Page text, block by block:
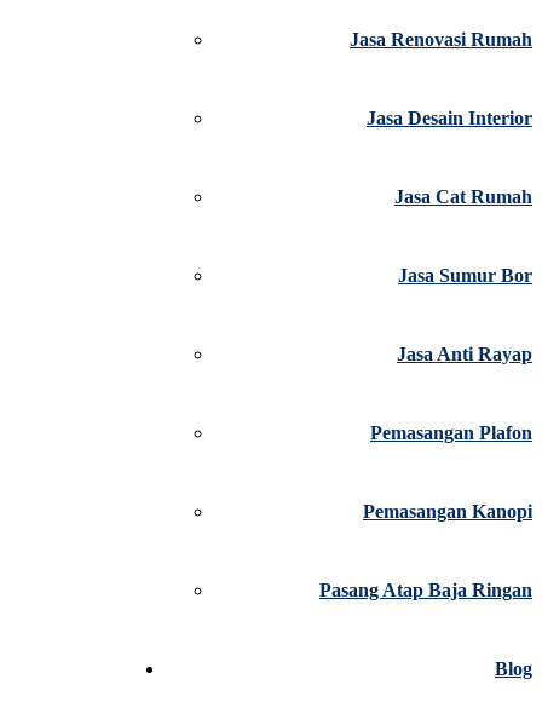
Jasa Renovasi Rumah
Jasa Desain Interior
Jasa Cat Rumah
Jasa Sumur Bor
Jasa Anti Rayap
Pemasangan Plafon
Pemasangan Kanopi
Pasang Atap Baja Ringan
Blog